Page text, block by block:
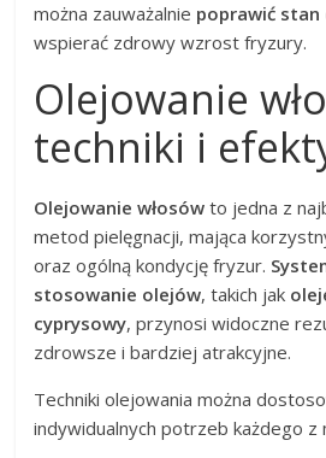
można zauważalnie poprawić stan
wspierać zdrowy wzrost fryzury.
Olejowanie
techniki i
Olejowanie włosów to jedna z
metod pielęgnacji, mająca
oraz ogólną kondycję fryzur.
stosowanie olejów, takich jak
cyprysowy, przynosi widoczne
zdrowsze i bardziej atrakcyjne.
Techniki olejowania można
indywidualnych potrzeb każdego z